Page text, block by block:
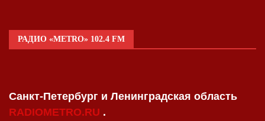
РАДИО «METRO» 102.4 FM
Санкт-Петербург и Ленинградская область
RADIOMETRO.RU .